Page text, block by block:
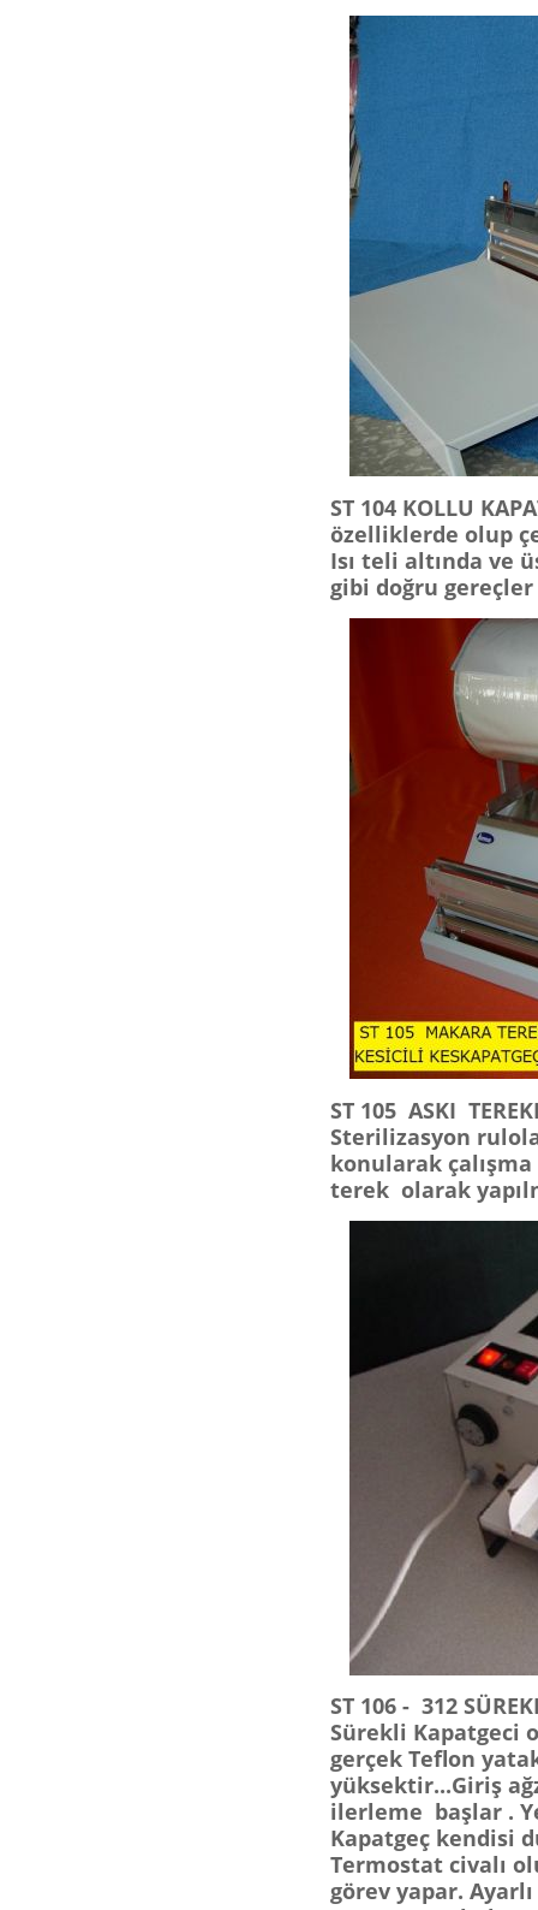
ST 104 KOLLU
özelliklerde olup
Isı teli altında ve
gibi doğru
ST 105 ASKI
Sterilizasyon
konularak
terek olarak
ST 106 - 312
Sürekli Kapatgeci
gerçek Teflon
yüksektir...Giriş
ilerleme başlar .
Kapatgeç kendisi
Termostat civalı
görev yapar.